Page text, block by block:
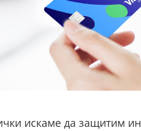
искаме да защитим